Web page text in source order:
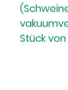
Stück